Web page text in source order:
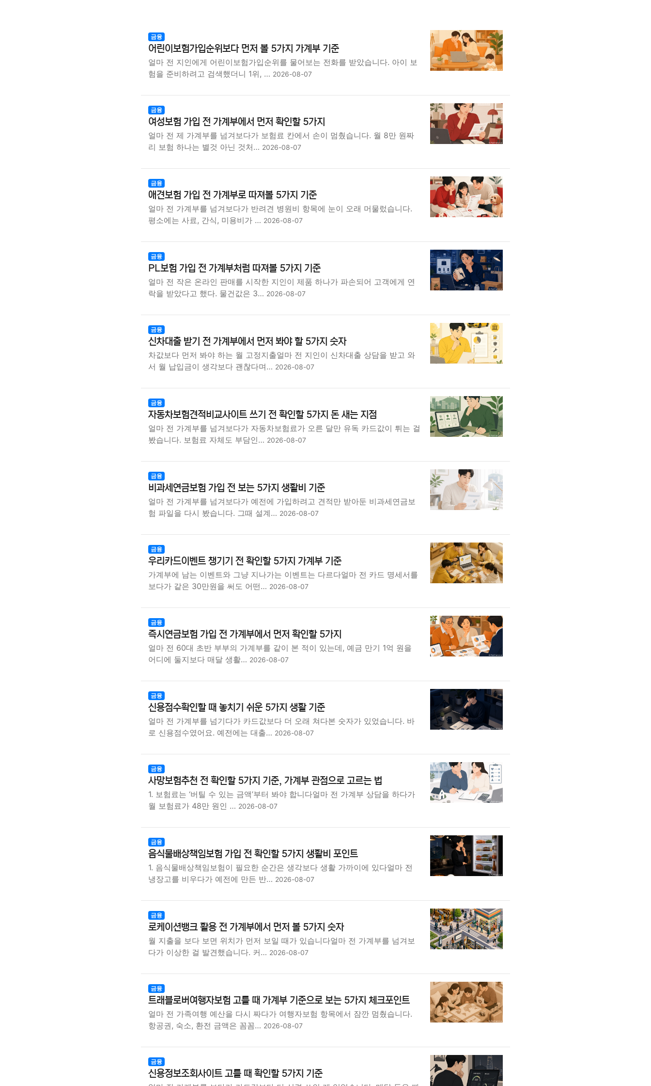
금융
어린이보험가입순위보다 먼저 볼 5가지 가계부 기준
얼마 전 지인에게 어린이보험가입순위를 물어보는 전화를 받았습니다. 아이 보
험을 준비하려고 검색했더니 1위, … 2026-08-07
금융
여성보험 가입 전 가계부에서 먼저 확인할 5가지
얼마 전 제 가계부를 넘겨보다가 보험료 칸에서 손이 멈췄습니다. 월 8만 원짜
리 보험 하나는 별것 아닌 것처… 2026-08-07
금융
애견보험 가입 전 가계부로 따져볼 5가지 기준
얼마 전 가계부를 넘겨보다가 반려견 병원비 항목에 눈이 오래 머물렀습니다.
평소에는 사료, 간식, 미용비가 … 2026-08-07
금융
PL보험 가입 전 가계부처럼 따져볼 5가지 기준
얼마 전 작은 온라인 판매를 시작한 지인이 제품 하나가 파손되어 고객에게 연
락을 받았다고 했다. 물건값은 3… 2026-08-07
금융
신차대출 받기 전 가계부에서 먼저 봐야 할 5가지 숫자
차값보다 먼저 봐야 하는 월 고정지출얼마 전 지인이 신차대출 상담을 받고 와
서 월 납입금이 생각보다 괜찮다며… 2026-08-07
금융
자동차보험견적비교사이트 쓰기 전 확인할 5가지 돈 새는 지점
얼마 전 가계부를 넘겨보다가 자동차보험료가 오른 달만 유독 카드값이 튀는 걸
봤습니다. 보험료 자체도 부담인… 2026-08-07
금융
비과세연금보험 가입 전 보는 5가지 생활비 기준
얼마 전 가계부를 넘겨보다가 예전에 가입하려고 견적만 받아둔 비과세연금보
험 파일을 다시 봤습니다. 그때 설계… 2026-08-07
금융
우리카드이벤트 챙기기 전 확인할 5가지 가계부 기준
가계부에 남는 이벤트와 그냥 지나가는 이벤트는 다르다얼마 전 카드 명세서를
보다가 같은 30만원을 써도 어떤… 2026-08-07
금융
즉시연금보험 가입 전 가계부에서 먼저 확인할 5가지
얼마 전 60대 초반 부부의 가계부를 같이 본 적이 있는데, 예금 만기 1억 원을
어디에 둘지보다 매달 생활… 2026-08-07
금융
신용점수확인할 때 놓치기 쉬운 5가지 생활 기준
얼마 전 가계부를 넘기다가 카드값보다 더 오래 쳐다본 숫자가 있었습니다. 바
로 신용점수였어요. 예전에는 대출… 2026-08-07
금융
사망보험추천 전 확인할 5가지 기준, 가계부 관점으로 고르는 법
1. 보험료는 ‘버틸 수 있는 금액’부터 봐야 합니다얼마 전 가계부 상담을 하다가
월 보험료가 48만 원인 … 2026-08-07
금융
음식물배상책임보험 가입 전 확인할 5가지 생활비 포인트
1. 음식물배상책임보험이 필요한 순간은 생각보다 생활 가까이에 있다얼마 전
냉장고를 비우다가 예전에 만든 반… 2026-08-07
금융
로케이션뱅크 활용 전 가계부에서 먼저 볼 5가지 숫자
월 지출을 보다 보면 위치가 먼저 보일 때가 있습니다얼마 전 가계부를 넘겨보
다가 이상한 걸 발견했습니다. 커… 2026-08-07
금융
트래블로버여행자보험 고를 때 가계부 기준으로 보는 5가지 체크포인트
얼마 전 가족여행 예산을 다시 짜다가 여행자보험 항목에서 잠깐 멈췄습니다.
항공권, 숙소, 환전 금액은 꼼꼼… 2026-08-07
금융
신용정보조회사이트 고를 때 확인할 5가지 기준